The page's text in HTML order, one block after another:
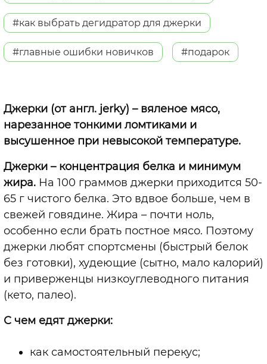
#как выбрать дегидратор для джерки
#главные ошибки новичков #подарок
Джерки (от англ. jerky) – вяленое мясо,
нарезанное тонкими ломтиками и
высушенное при невысокой температуре.
Джерки – концентрация белка и минимум
жира. На 100 граммов джерки приходится 50-
65 г чистого белка. Это вдвое больше, чем в
свежей говядине. Жира – почти ноль,
особенно если брать постное мясо. Поэтому
джерки любят спортсмены (быстрый белок
без готовки), худеющие (сытно, мало калорий)
и приверженцы низкоуглеводного питания
(кето, палео).
С чем едят джерки:
как самостоятельный перекус;